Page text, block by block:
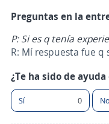
Preguntas en la
P: Si es q tenía
R: Mí respuesta fue q
¿Te ha sido de
Sí 0 No